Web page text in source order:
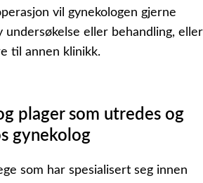
vil gynekologen gjerne
undersøkelse eller behandling, eller
til annen klinikk.
plager som utredes og
gynekolog
som har spesialisert seg innen